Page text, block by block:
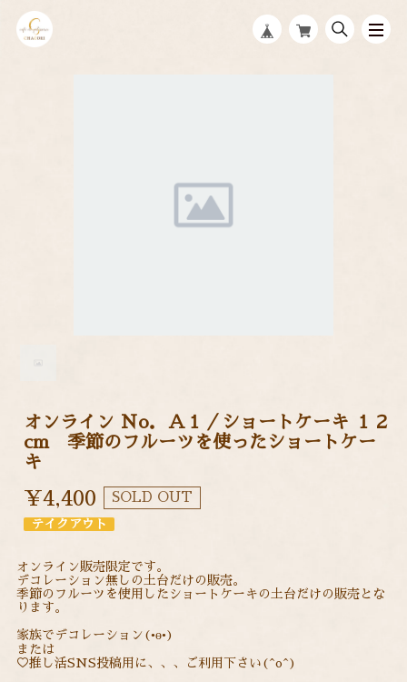
オンライン Ｎo．Ａ１／ショートケーキ １２
cm 季節のフルーツを使ったショートケー
キ
¥4,400 SOLD OUT
テイクアウト
オンライン販売限定です。
デコレーション無しの土台だけの販売。
季節のフルーツを使用したショートケーキの土台だけの販売とな
ります。
家族でデコレーション(•ө•)
または
♡推し活SNS投稿用に、、、ご利用下さい(^o^)